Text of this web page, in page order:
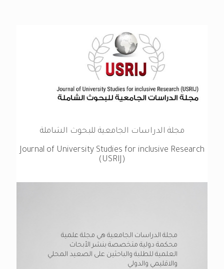
مجلة الدراسات الجامعية للبحوث الشاملة
Journal of University Studies for inclusive Research
(USRIJ)
مجلة الدراسات الجامعية هي مجلة علمية
محكمة دولية متخصصة بنشر الأبحاث
العلمية للطلبة والباحثين على الصعيد المحلي
والاقليمي والدولي